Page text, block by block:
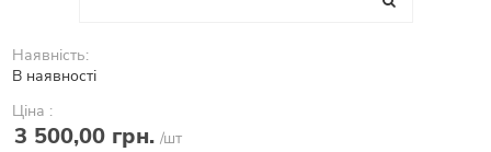
Наявність:
В наявності
Ціна :
3 500,00 грн. /шт